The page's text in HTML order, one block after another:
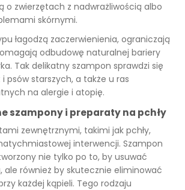
o zwierzętach z nadwrażliwością albo
skórnymi.
łagodzą zaczerwienienia, ograniczają
odbudowę naturalnej bariery
Tak delikatny szampon sprawdzi się
psów starszych, a także u ras
na alergie i atopię.
szampony i preparaty na pchły
zewnętrznymi, takimi jak pchły,
interwencji. Szampon
nie tylko po to, by usuwać
ale również by skutecznie eliminować
każdej kąpieli. Tego rodzaju